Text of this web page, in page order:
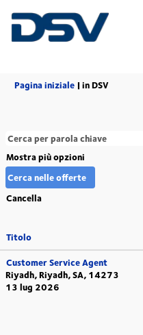
Pagina iniziale | in DSV(pagina
Mostra più opzioni
Cancella
Titolo
Customer Service Agent
Riyadh, Riyadh, SA, 14273
13 lug 2026